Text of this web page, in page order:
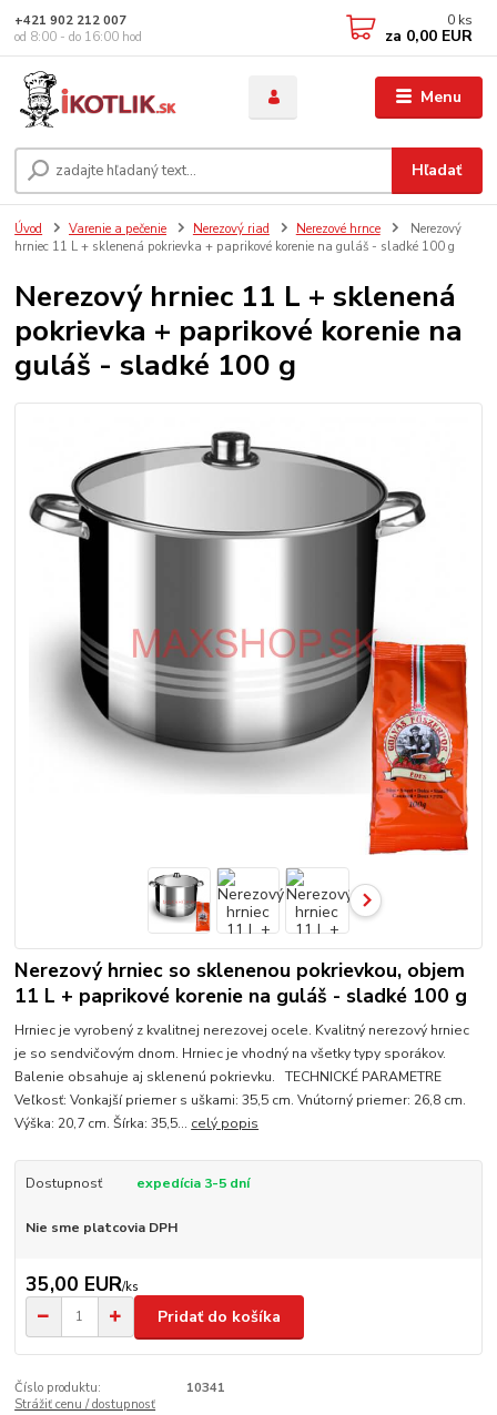
Menu
Hľadať
+421 902 212 007
od 8:00 - do 16:00 hod
0 ks
za 0,00 EUR
Úvod Varenie a pečenie Nerezový riad Nerezové hrnce
Nerezový
hrniec 11 L + sklenená pokrievka + paprikové korenie na guláš - sladké 100 g
Nerezový hrniec 11 L + sklenená
pokrievka + paprikové korenie na
guláš - sladké 100 g
Nerezový hrniec so sklenenou pokrievkou, objem
11 L + paprikové korenie na guláš - sladké 100 g
Hrniec je vyrobený z kvalitnej nerezovej ocele. Kvalitný nerezový hrniec
je so sendvičovým dnom. Hrniec je vhodný na všetky typy sporákov.
Balenie obsahuje aj sklenenú pokrievku. TECHNICKÉ PARAMETRE
Veľkosť: Vonkajší priemer s uškami: 35,5 cm. Vnútorný priemer: 26,8 cm.
Výška: 20,7 cm. Šírka: 35,5... celý popis
Dostupnosť expedícia 3-5 dní
Nie sme platcovia DPH
35,00 EUR/ks
Pridať do košíka
Číslo produktu:
10341
Strážiť cenu / dostupnosť